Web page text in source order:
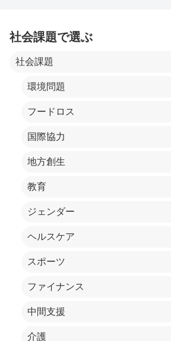
社会課題で選ぶ
社会課題
環境問題
フードロス
国際協力
地方創生
教育
ジェンダー
ヘルスケア
スポーツ
ファイナンス
中間支援
介護